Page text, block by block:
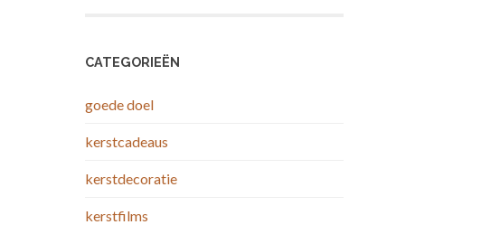
CATEGORIEËN
goede doel
kerstcadeaus
kerstdecoratie
kerstfilms